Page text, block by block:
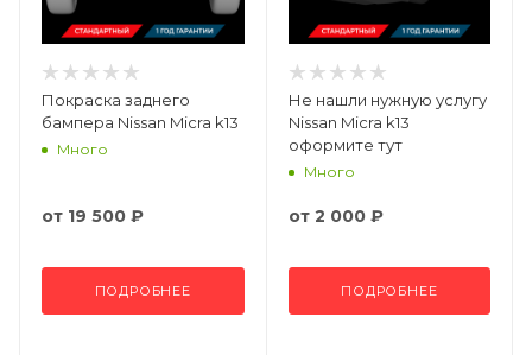
Покраска заднего
бампера Nissan Micra k13
Много
от 19 500 ₽
ПОДРОБНЕЕ
Не нашли нужную услугу
Nissan Micra k13
оформите тут
Много
от 2 000 ₽
ПОДРОБНЕЕ